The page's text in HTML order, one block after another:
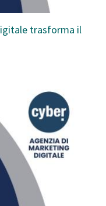
trasforma il